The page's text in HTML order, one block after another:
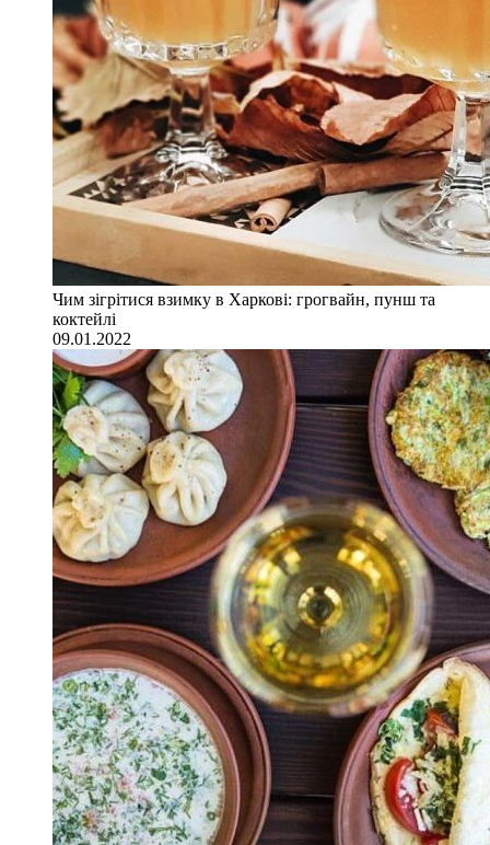
Чим зігрітися взимку в Харкові: грогвайн, пунш та
коктейлі
09.01.2022